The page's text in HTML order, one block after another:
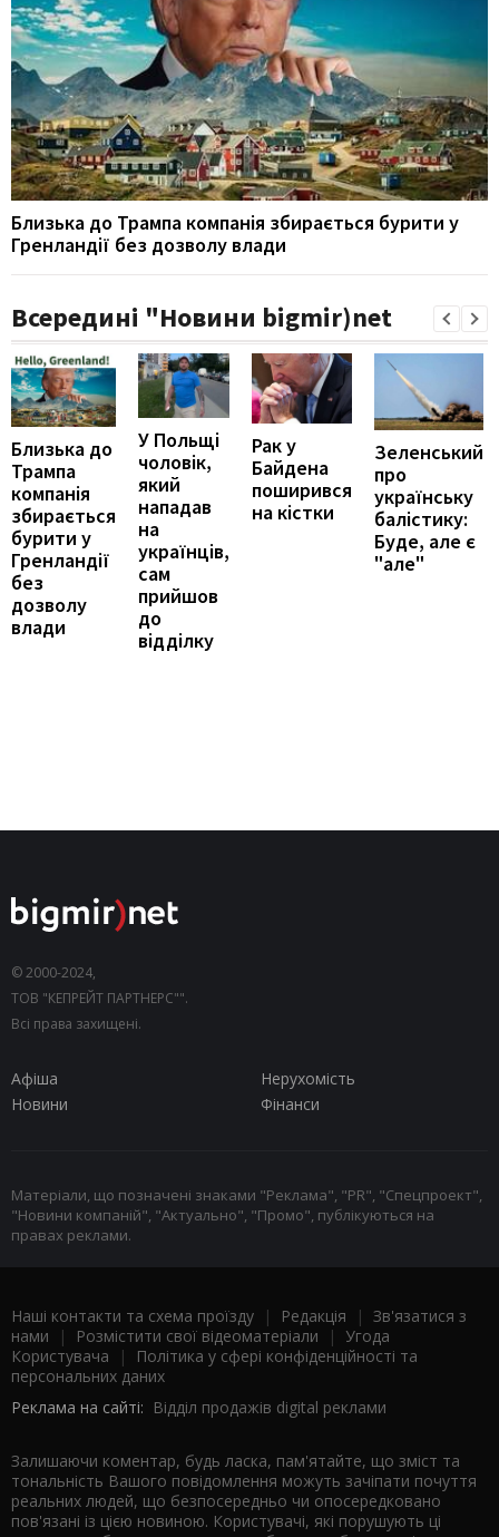
Близька до Трампа компанія збирається бурити у
Гренландії без дозволу влади
Всередині "Новини bigmir)net
Близька до
Трампа
компанія
збирається
бурити у
Гренландії
без
дозволу
влади
У Польщі
чоловік,
який
нападав
на
українців,
сам
прийшов
до
відділку
Рак у
Байдена
поширився
на кістки
Зеленський
про
українську
балістику:
Буде, але є
"але"
© 2000-2024,
ТОВ "КЕПРЕЙТ ПАРТНЕРС"".
Всі права захищені.
Афіша
Нерухомість
Новини
Фінанси
Матеріали, що позначені знаками "Реклама", "PR", "Спецпроект",
"Новини компаній", "Актуально", "Промо", публікуються на
правах реклами.
Наші контакти та схема проїзду | Редакція | Зв'язатися з
нами | Розмістити свої відеоматеріали | Угода
Користувача |
Політика у сфері конфіденційності та
персональних даних
Реклама на сайті: Відділ продажів digital реклами
Залишаючи коментар, будь ласка, пам'ятайте, що зміст та
тональність Вашого повідомлення можуть зачіпати почуття
реальних людей, що безпосередньо чи опосередковано
пов'язані із цією новиною. Користувачі, які порушують ці